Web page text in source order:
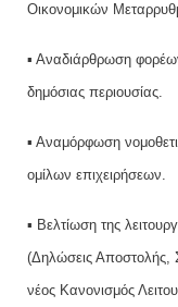
Οικονομικών
▪ Αναδιάρθρωση
δημόσιας περιουσίας.
▪ Αναμόρφωση
ομίλων επιχειρήσεων.
▪ Βελτίωση της
(Δηλώσεις Αποστολής,
νέος Κανονισμός